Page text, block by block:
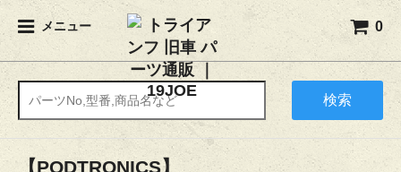
メニュー 0
検索
【PODTRONICS】